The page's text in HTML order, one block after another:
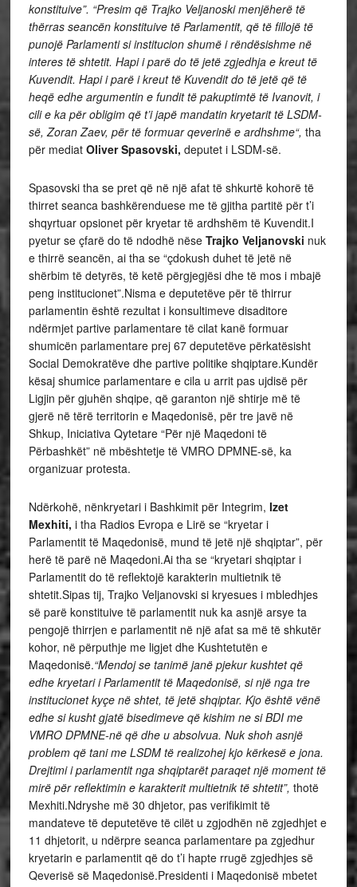
konstituive”. “Presim që Trajko Veljanoski menjëherë të
thërras seancën konstituive të Parlamentit, që të fillojë të
punojë Parlamenti si institucion shumë i rëndësishme në
interes të shtetit. Hapi i parë do të jetë zgjedhja e kreut të
Kuvendit. Hapi i parë i kreut të Kuvendit do të jetë që të
heqë edhe argumentin e fundit të pakuptimtë të Ivanovit, i
cili e ka për obligim që t’i japë mandatin kryetarit të LSDM-
së, Zoran Zaev, për të formuar qeverinë e ardhshme“, tha
për mediat Oliver Spasovski, deputet i LSDM-së.
Spasovski tha se pret që në një afat të shkurtë kohorë të
thirret seanca bashkërenduese me të gjitha partitë për t’i
shqyrtuar opsionet për kryetar të ardhshëm të Kuvendit.I
pyetur se çfarë do të ndodhë nëse Trajko Veljanovski nuk
e thirrë seancën, ai tha se “çdokush duhet të jetë në
shërbim të detyrës, të ketë përgjegjësi dhe të mos i mbajë
peng institucionet”.Nisma e deputetëve për të thirrur
parlamentin është rezultat i konsultimeve disaditore
ndërmjet partive parlamentare të cilat kanë formuar
shumicën parlamentare prej 67 deputetëve përkatësisht
Social Demokratëve dhe partive politike shqiptare.Kundër
kësaj shumice parlamentare e cila u arrit pas ujdisë për
Ligjin për gjuhën shqipe, që garanton një shtirje më të
gjerë në tërë territorin e Maqedonisë, për tre javë në
Shkup, Iniciativa Qytetare “Për një Maqedoni të
Përbashkët” në mbështetje të VMRO DPMNE-së, ka
organizuar protesta.
Ndërkohë, nënkryetari i Bashkimit për Integrim, Izet
Mexhiti, i tha Radios Evropa e Lirë se “kryetar i
Parlamentit të Maqedonisë, mund të jetë një shqiptar”, për
herë të parë në Maqedoni.Ai tha se “kryetari shqiptar i
Parlamentit do të reflektojë karakterin multietnik të
shtetit.Sipas tij, Trajko Veljanovski si kryesues i mbledhjes
së parë konstituive të parlamentit nuk ka asnjë arsye ta
pengojë thirrjen e parlamentit në një afat sa më të shkutër
kohor, në përputhje me ligjet dhe Kushtetutën e
Maqedonisë.“Mendoj se tanimë janë pjekur kushtet që
edhe kryetari i Parlamentit të Maqedonisë, si një nga tre
institucionet kyçe në shtet, të jetë shqiptar. Kjo është vënë
edhe si kusht gjatë bisedimeve që kishim ne si BDI me
VMRO DPMNE-në që dhe u absolvua. Nuk shoh asnjë
problem që tani me LSDM të realizohej kjo kërkesë e jona.
Drejtimi i parlamentit nga shqiptarët paraqet një moment të
mirë për reflektimin e karakterit multietnik të shtetit”, thotë
Mexhiti.Ndryshe më 30 dhjetor, pas verifikimit të
mandateve të deputetëve të cilët u zgjodhën në zgjedhjet e
11 dhjetorit, u ndërpre seanca parlamentare pa zgjedhur
kryetarin e parlamentit që do t’i hapte rrugë zgjedhjes së
Qeverisë së Maqedonisë.Presidenti i Maqedonisë mbetet